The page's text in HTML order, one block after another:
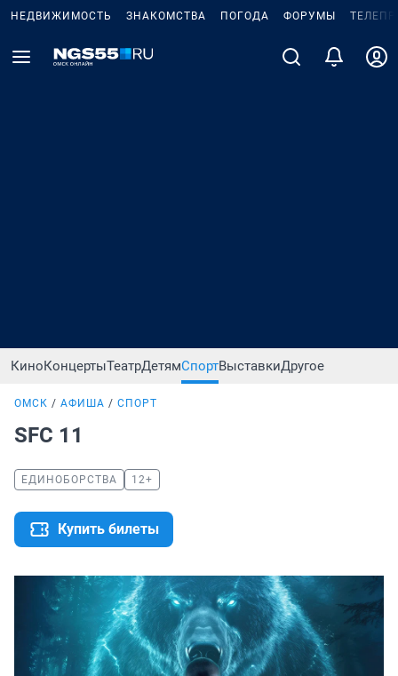
НЕДВИЖИМОСТЬ ЗНАКОМСТВА ПОГОДА ФОРУМЫ
КиноКонцертыТеатрДетямСпортВыставкиДругое
ОМСК АФИША СПОРТ
SFC 11
ЕДИНОБОРСТВА 12+
Купить билеты